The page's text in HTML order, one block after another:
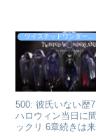
ツイステッドワンダーランド
500: 彼氏いない歴
ハロウィン当日に
ックリ 6章続きは